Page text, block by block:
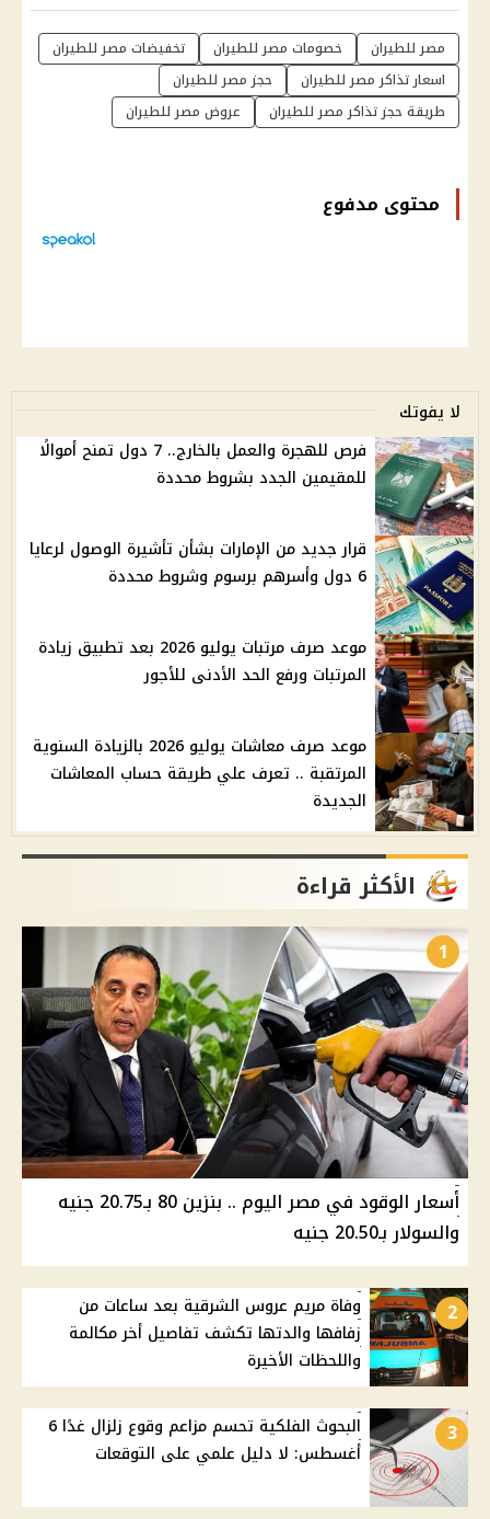
مصر للطيران خصومات مصر للطيران
تخفيضات مصر للطيران
اسعار تذاكر مصر للطيران
حجز مصر للطيران
طريقة حجز تذاكر مصر للطيران
عروض مصر للطيران
محتوى مدفوع
لا يفوتك
فرص للهجرة والعمل بالخارج.. 7 دول تمنح أموالًا
للمقيمين الجدد بشروط محددة
قرار جديد من الإمارات بشأن تأشيرة الوصول لرعايا
6 دول وأسرهم برسوم وشروط محددة
موعد صرف مرتبات يوليو 2026 بعد تطبيق زيادة
المرتبات ورفع الحد الأدنى للأجور
موعد صرف معاشات يوليو 2026 بالزيادة السنوية
المرتقبة .. تعرف علي طريقة حساب المعاشات
الجديدة
الأكثر قراءة
1
أسعار الوقود في مصر اليوم .. بنزين 80 بـ20.75 جنيه
والسولار بـ20.50 جنيه
2
وفاة مريم عروس الشرقية بعد ساعات من
زفافها والدتها تكشف تفاصيل أخر مكالمة
واللحظات الأخيرة
3
البحوث الفلكية تحسم مزاعم وقوع زلزال غدًا 6
أغسطس: لا دليل علمي على التوقعات